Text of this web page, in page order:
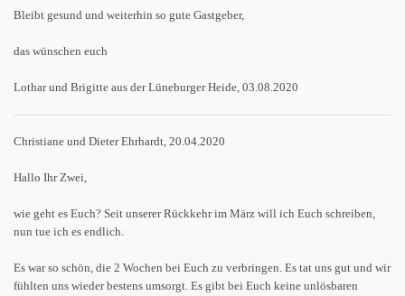
Bleibt gesund und weiterhin so gute Gastgeber,
das wünschen euch
Lothar und Brigitte aus der Lüneburger Heide, 03.08.2020
Christiane und Dieter Ehrhardt, 20.04.2020
Hallo Ihr Zwei,
wie geht es Euch? Seit unserer Rückkehr im März will ich Euch schreiben,
nun tue ich es endlich.
Es war so schön, die 2 Wochen bei Euch zu verbringen. Es tat uns gut und wir
fühlten uns wieder bestens umsorgt. Es gibt bei Euch keine unlösbaren